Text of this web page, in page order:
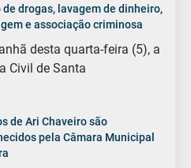
drogas, lavagem de dinheiro,
e associação criminosa
desta quarta-feira (5), a
Civil de Santa
de Ari Chaveiro são
pela Câmara Municipal